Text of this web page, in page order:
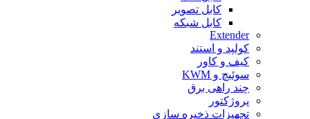
کابل تصویر
کابل شبکه
Extender
کولپد و استند
کیف و کاور
سوئیچ و KWM
چند راهی برق
پروژکتور
تجهیزات ذخیره سازی